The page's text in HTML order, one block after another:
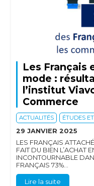
Les Français
mode :
l’institut
Commerce
ACTUALITÉS ÉTUDES
29 JANVIER 2025
LES FRANÇAIS
FAIT DU BIEN L’ACHAT
INCONTOURNABLE
FRANÇAIS 73%...
Lire la suite